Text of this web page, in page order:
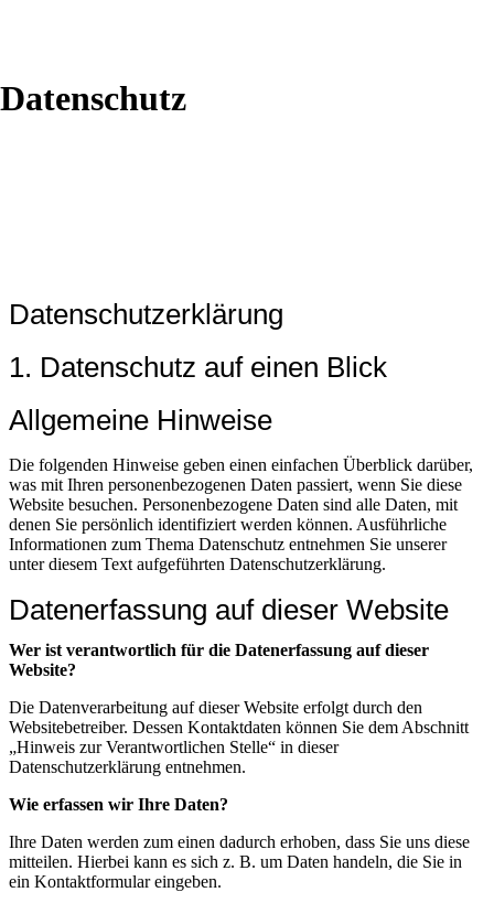
Datenschutz
Datenschutz­erklärung
1. Datenschutz auf einen Blick
Allgemeine Hinweise
Die folgenden Hinweise geben einen einfachen Überblick darüber,
was mit Ihren personenbezogenen Daten passiert, wenn Sie diese
Website besuchen. Personenbezogene Daten sind alle Daten, mit
denen Sie persönlich identifiziert werden können. Ausführliche
Informationen zum Thema Datenschutz entnehmen Sie unserer
unter diesem Text aufgeführten Datenschutzerklärung.
Datenerfassung auf dieser Website
Wer ist verantwortlich für die Datenerfassung auf dieser
Website?
Die Datenverarbeitung auf dieser Website erfolgt durch den
Websitebetreiber. Dessen Kontaktdaten können Sie dem Abschnitt
„Hinweis zur Verantwortlichen Stelle“ in dieser
Datenschutzerklärung entnehmen.
Wie erfassen wir Ihre Daten?
Ihre Daten werden zum einen dadurch erhoben, dass Sie uns diese
mitteilen. Hierbei kann es sich z. B. um Daten handeln, die Sie in
ein Kontaktformular eingeben.